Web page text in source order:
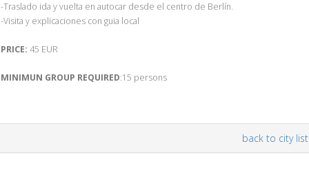
-Traslado ida y vuelta en autocar desde el centro de Berlín.
-Visita y explicaciones con guia local
PRICE: 45 EUR
MINIMUN GROUP REQUIRED:15 persons
back to city list